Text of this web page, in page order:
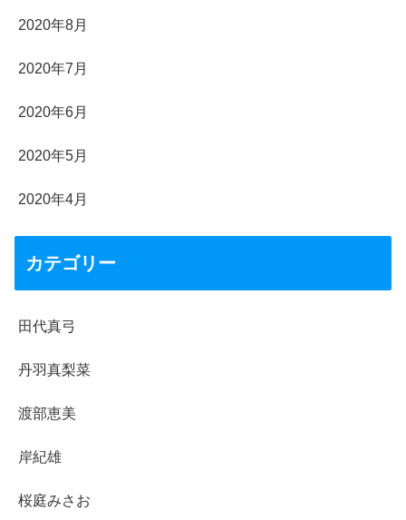
2020年8月
2020年7月
2020年6月
2020年5月
2020年4月
カテゴリー
田代真弓
丹羽真梨菜
渡部恵美
岸紀雄
桜庭みさお